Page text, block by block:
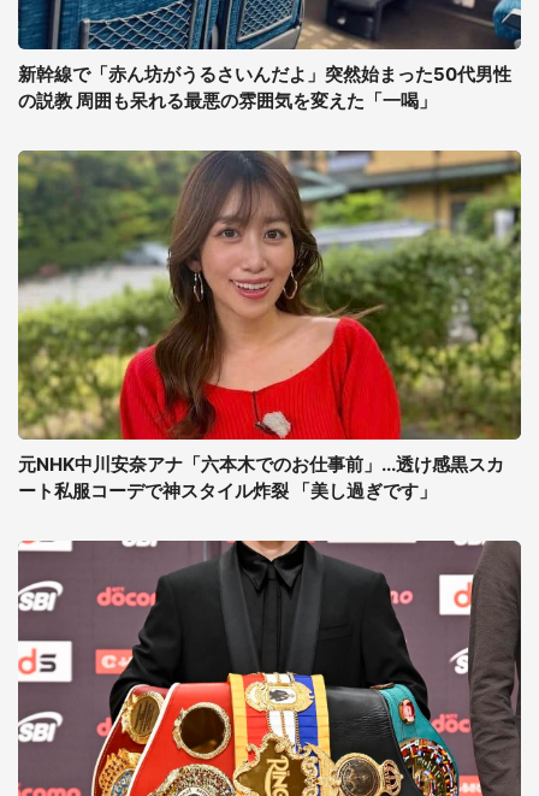
新幹線で「赤ん坊がうるさいんだよ」突然始まった50代男性
の説教 周囲も呆れる最悪の雰囲気を変えた「一喝」
元NHK中川安奈アナ「六本木でのお仕事前」...透け感黒スカ
ート私服コーデで神スタイル炸裂 「美し過ぎです」